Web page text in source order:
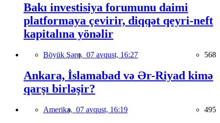
Bakı investisiya forumunu daimi
platformaya çevirir, diqqət qeyri-neft
kapitalına yönəlir
Böyük Şərq, 07 avqust, 16:27 568
Ankara, İslamabad və Ər-Riyad kimə
qarşı birləşir?
Amerika, 07 avqust, 16:19 495